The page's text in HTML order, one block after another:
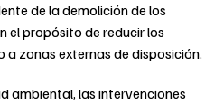
de la demolición de los
el propósito de reducir los
a zonas externas de disposición.
ambiental, las intervenciones